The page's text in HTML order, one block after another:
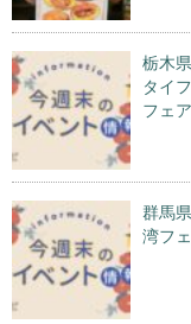
栃木
タイ
フェア
群馬
湾フ